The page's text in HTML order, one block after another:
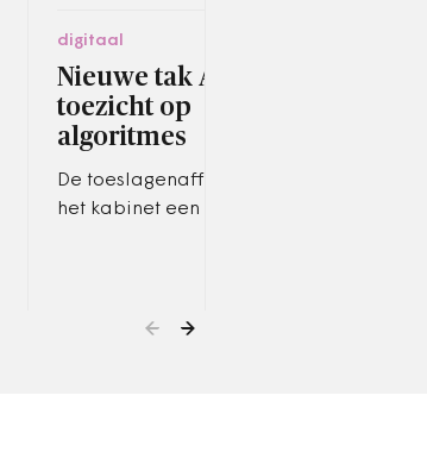
digitaal
Nieuwe tak AP houdt
toezicht op
algoritmes
De toeslagenaffaire is voor
het kabinet een belangrijke